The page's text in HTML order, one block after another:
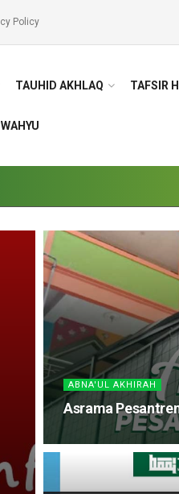
Policy
TAUHID AKHLAQ TAFSIR
ABNA'UL AKHIRAH
Asrama